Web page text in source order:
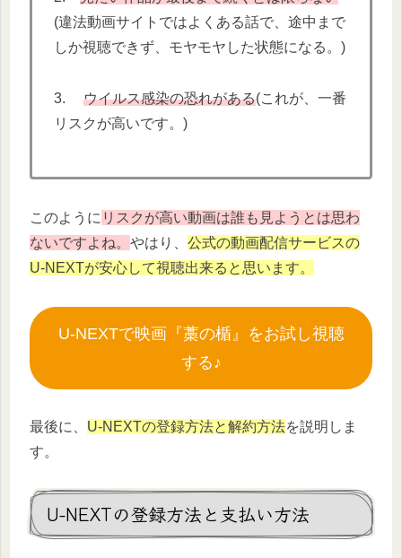
(違法動画サイトではよくある話で、途中まで
しか視聴できず、モヤモヤした状態になる。)
3. ウイルス感染の恐れがある(これが、一番
リスクが高いです。)
このように リスクが高い動画は誰も見ようとは思わ
ないですよね。 やはり、 公式の動画配信サービスの
U-NEXTが安心して視聴出来ると思います。
U-NEXTで映画『藁の楯』をお試し視聴
する♪
最後に、 U-NEXTの登録方法と解約方法を説明しま
す。
U-NEXTの登録方法と支払い方法